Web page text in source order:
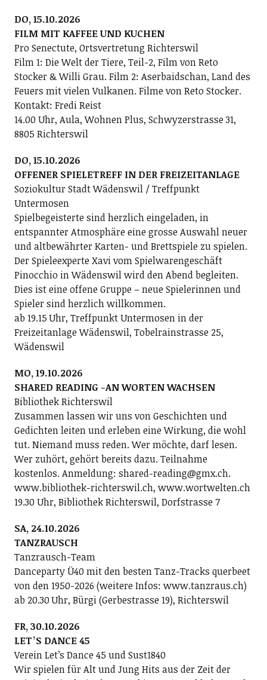
DO, 15.10.2026
FILM MIT KAFFEE UND KUCHEN
Pro Senectute, Ortsvertretung Richterswil
Film 1: Die Welt der Tiere, Teil-2, Film von Reto
Stocker & Willi Grau. Film 2: Aserbaidschan, Land des
Feuers mit vielen Vulkanen. Filme von Reto Stocker.
Kontakt: Fredi Reist
14.00 Uhr, Aula, Wohnen Plus, Schwyzerstrasse 31,
8805 Richterswil
DO, 15.10.2026
OFFENER SPIELETREFF IN DER FREIZEITANLAGE
Soziokultur Stadt Wädenswil / Treffpunkt
Untermosen
Spielbegeisterte sind herzlich eingeladen, in
entspannter Atmosphäre eine grosse Auswahl neuer
und altbewährter Karten- und Brettspiele zu spielen.
Der Spieleexperte Xavi vom Spielwarengeschäft
Pinocchio in Wädenswil wird den Abend begleiten.
Dies ist eine offene Gruppe – neue Spielerinnen und
Spieler sind herzlich willkommen.
ab 19.15 Uhr, Treffpunkt Untermosen in der
Freizeitanlage Wädenswil, Tobelrainstrasse 25,
Wädenswil
MO, 19.10.2026
SHARED READING -AN WORTEN WACHSEN
Bibliothek Richterswil
Zusammen lassen wir uns von Geschichten und
Gedichten leiten und erleben eine Wirkung, die wohl
tut. Niemand muss reden. Wer möchte, darf lesen.
Wer zuhört, gehört bereits dazu. Teilnahme
kostenlos. Anmeldung: shared-reading@gmx.ch.
www.bibliothek-richterswil.ch, www.wortwelten.ch
19.30 Uhr, Bibliothek Richterswil, Dorfstrasse 7
SA, 24.10.2026
TANZRAUSCH
Tanzrausch-Team
Danceparty Ü40 mit den besten Tanz-Tracks querbeet
von den 1950-2026 (weitere Infos: www.tanzraus.ch)
ab 20.30 Uhr, Bürgi (Gerbestrasse 19), Richterswil
FR, 30.10.2026
LETʼS DANCE 45
Verein Letʼs Dance 45 und Sust1840
Wir spielen für Alt und Jung Hits aus der Zeit der